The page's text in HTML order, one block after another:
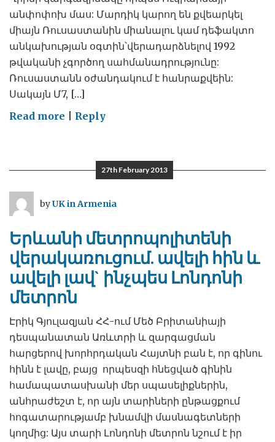
անփոփոխ մաս: Մարդիկ կարող են քվեարկել
միայն Ռուսաստանին միանալու կամ դեֆակտո
անկախության օգտին՝վերադարձնելով 1992
թվականի չգործող սահմանադրությունը:
Ռուսաստանն օժանդակում է հանրաքվեին:
Սակայն Մ7, […]
Read more onReply
27th February 2013
byUK in Armenia
Երևանի մետրոպոլիտենի
վերակառուցում. ավելի հին և
ավելի լավ` ինչպես Լոնդոնի
մետրոն
Էրիկ Գյուլազյան ՀՀ-ում Մեծ Բրիտանիայի
դեսպանատան Առևտրի և զարգացման
հարցերով խորհրդական Հայտնի բան է, որ գինու
հինն է լավը, բայց որպեսզի հնեցված գինին
համապատասխանի մեր սպասելիքներին,
անհրաժեշտ է, որ այն տարիների ընթացքում
հոգատարությամբ խնամվի մասնագետների
կողմից: Այս տարի Լոնդոնի մետրոն նշում է իր